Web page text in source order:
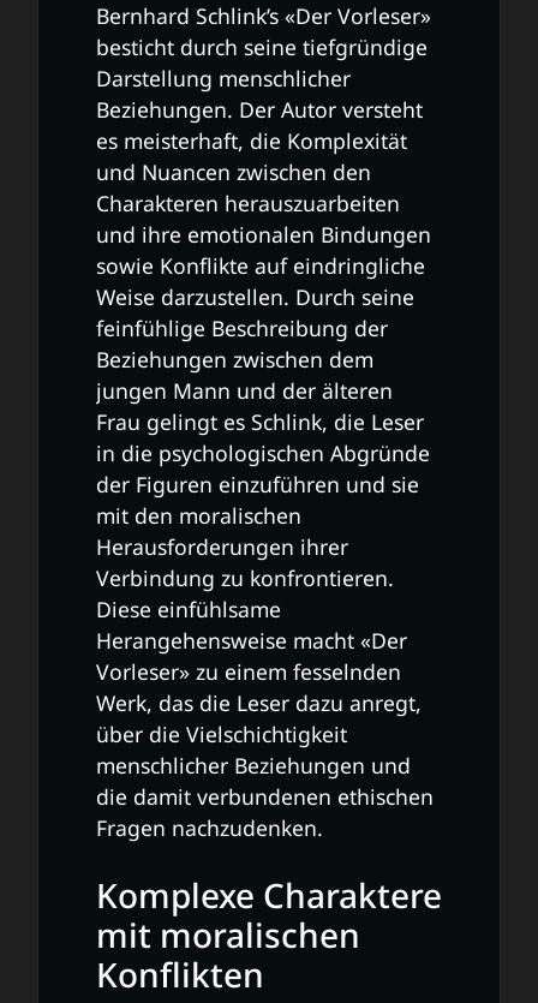
Bernhard Schlink’s «Der Vorleser»
besticht durch seine tiefgründige
Darstellung menschlicher
Beziehungen. Der Autor versteht
es meisterhaft, die Komplexität
und Nuancen zwischen den
Charakteren herauszuarbeiten
und ihre emotionalen Bindungen
sowie Konflikte auf eindringliche
Weise darzustellen. Durch seine
feinfühlige Beschreibung der
Beziehungen zwischen dem
jungen Mann und der älteren
Frau gelingt es Schlink, die Leser
in die psychologischen Abgründe
der Figuren einzuführen und sie
mit den moralischen
Herausforderungen ihrer
Verbindung zu konfrontieren.
Diese einfühlsame
Herangehensweise macht «Der
Vorleser» zu einem fesselnden
Werk, das die Leser dazu anregt,
über die Vielschichtigkeit
menschlicher Beziehungen und
die damit verbundenen ethischen
Fragen nachzudenken.
Komplexe Charaktere
mit moralischen
Konflikten